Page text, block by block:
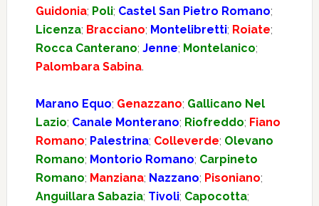
Guidonia; Poli; Castel San Pietro Romano;
Licenza; Bracciano; Montelibretti; Roiate;
Rocca Canterano; Jenne; Montelanico;
Palombara Sabina.
Marano Equo; Genazzano; Gallicano Nel
Lazio; Canale Monterano; Riofreddo; Fiano
Romano; Palestrina; Colleverde; Olevano
Romano; Montorio Romano; Carpineto
Romano; Manziana; Nazzano; Pisoniano;
Anguillara Sabazia; Tivoli; Capocotta;